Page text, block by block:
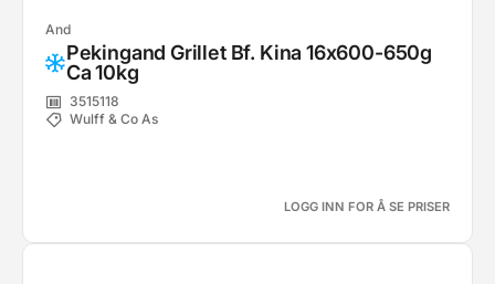
And
Pekingand Grillet Bf. Kina 16x600-650g
Ca 10kg
3515118
Wulff & Co As
LOGG INN FOR Å SE PRISER